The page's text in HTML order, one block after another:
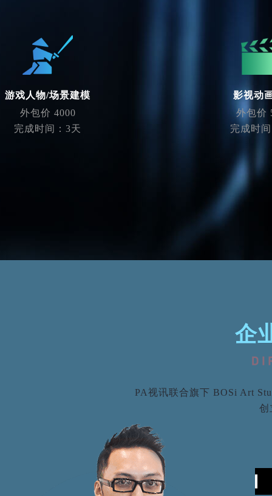
游戏人物/场景建模
外包价 4000
完成时间：3天
影视动
外包价
完成时
企
PA视讯联合旗下 BOSi Art
创